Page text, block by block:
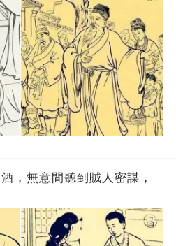
，無意間聽到賊人密謀，